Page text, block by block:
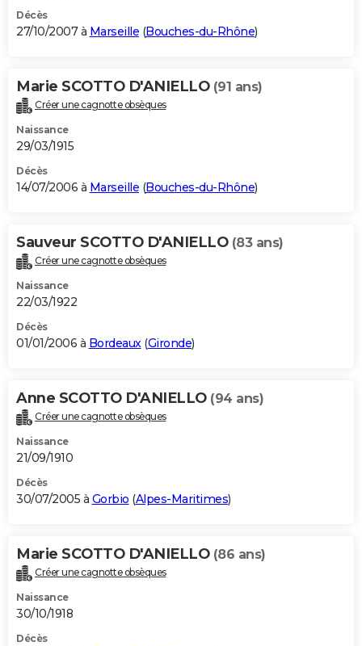
Décès
27/10/2007 à Marseille (Bouches-du-Rhône)
Marie SCOTTO D'ANIELLO (91 ans)
Créer une cagnotte obsèques
Naissance
29/03/1915
Décès
14/07/2006 à Marseille (Bouches-du-Rhône)
Sauveur SCOTTO D'ANIELLO (83 ans)
Créer une cagnotte obsèques
Naissance
22/03/1922
Décès
01/01/2006 à Bordeaux(Gironde)
Anne SCOTTO D'ANIELLO (94 ans)
Créer une cagnotte obsèques
Naissance
21/09/1910
Décès
30/07/2005 à Gorbio (Alpes-Maritimes)
Marie SCOTTO D'ANIELLO (86 ans)
Créer une cagnotte obsèques
Naissance
30/10/1918
Décès